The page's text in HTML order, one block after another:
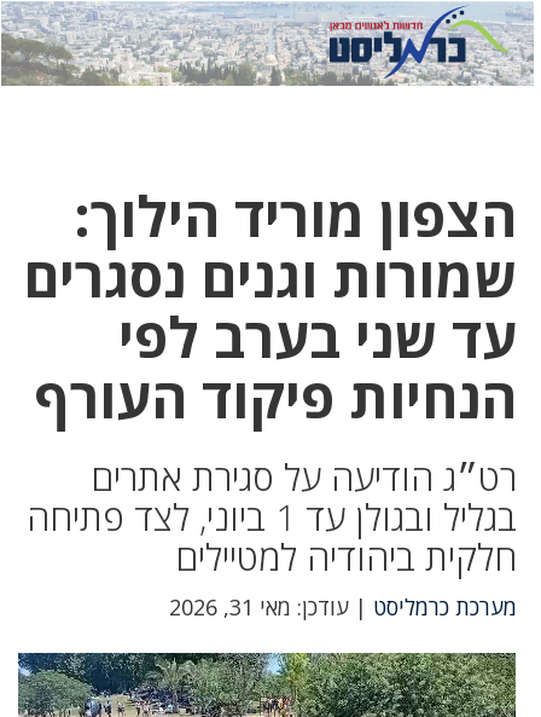
לחץ
כאן
לחץ
כדי
הצפון מוריד הילוך:
שמורות וגנים נסגרים
עד שני בערב לפי
הנחיות פיקוד העורף
רט״ג הודיעה על סגירת אתרים
בגליל ובגולן עד 1 ביוני, לצד פתיחה
חלקית ביהודיה למטיילים
מערכת כרמליסט | עודכן: מאי 31, 2026